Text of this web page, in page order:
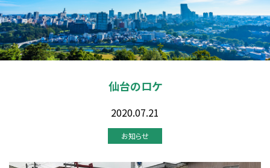
仙台のロケ
2020.07.21
お知らせ